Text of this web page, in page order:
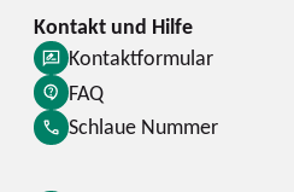
Kontaktformular
FAQ
Schlaue Nummer